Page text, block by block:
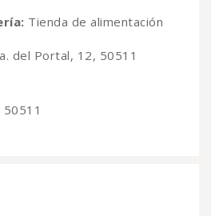
Tienda de alimentación
del Portal, 12, 50511
50511